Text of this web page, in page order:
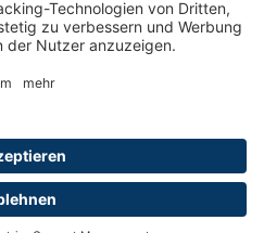
|Datenschutz|
|AGB| Copyright 2026 |
GmbH